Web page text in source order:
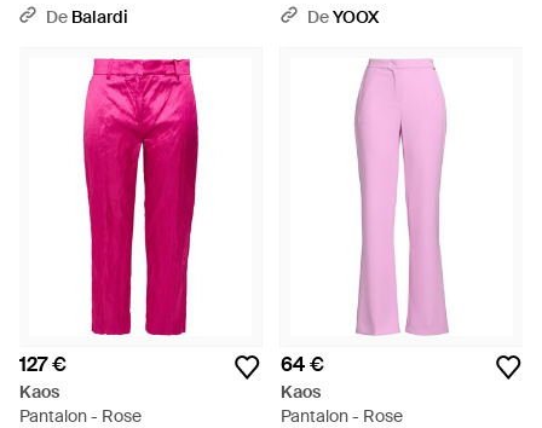
De Balardi
DeYOOX
127 €
Kaos
Pantalon - Rose
64 €
Kaos
Pantalon - Rose